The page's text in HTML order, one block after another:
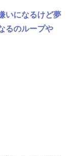
いになるけど夢
るのループや